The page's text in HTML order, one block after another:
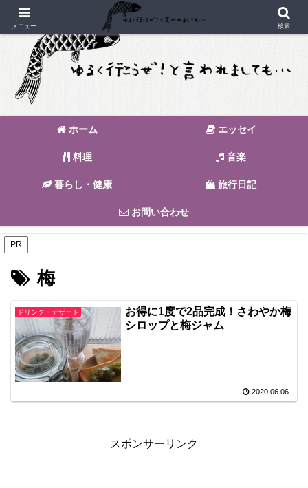
ホーム エッセイ
料理 音楽
暮らし・健康 旅行日記
お問い合わせ
PR
梅
ドリンク・デザート
お得に1度で2品完成！さわやか梅
シロップと梅ジャム
2020.06.06
スポンサーリンク
メニュー 検索